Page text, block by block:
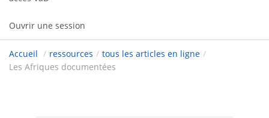
Ouvrir une session
Accueil / ressources / tous les articles en ligne /
Les Afriques documentées